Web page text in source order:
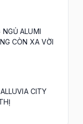
ALUMI
CÒN XA VỜI
CITY